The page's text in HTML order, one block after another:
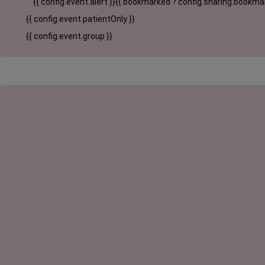
{{ config.event.alert }}{{ bookmarked ?
{{ config.event.patientOnly }}
{{ config.event.group }}